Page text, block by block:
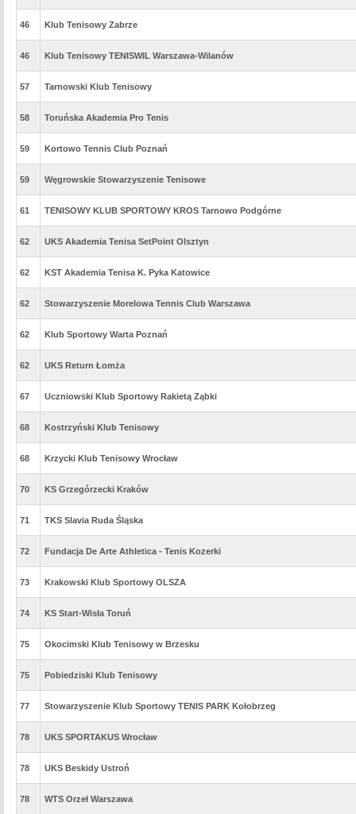
46 Klub Tenisowy Zabrze
46 Klub Tenisowy TENISWIL Warszawa-Wilanów
57 Tarnowski Klub Tenisowy
58 Toruńska Akademia Pro Tenis
59 Kortowo Tennis Club Poznań
59 Węgrowskie Stowarzyszenie Tenisowe
61 TENISOWY KLUB SPORTOWY KROS Tarnowo Podgórne
62 UKS Akademia Tenisa SetPoint Olsztyn
62 KST Akademia Tenisa K. Pyka Katowice
62 Stowarzyszenie Morelowa Tennis Club Warszawa
62 Klub Sportowy Warta Poznań
62 UKS Return Łomża
67 Uczniowski Klub Sportowy Rakietą Ząbki
68 Kostrzyński Klub Tenisowy
68 Krzycki Klub Tenisowy Wrocław
70 KS Grzegórzecki Kraków
71 TKS Slavia Ruda Śląska
72 Fundacja De Arte Athletica - Tenis Kozerki
73 Krakowski Klub Sportowy OLSZA
74 KS Start-Wisła Toruń
75 Okocimski Klub Tenisowy w Brzesku
75 Pobiedziski Klub Tenisowy
77 Stowarzyszenie Klub Sportowy TENIS PARK Kołobrzeg
78 UKS SPORTAKUS Wrocław
78 UKS Beskidy Ustroń
78 WTS Orzeł Warszawa